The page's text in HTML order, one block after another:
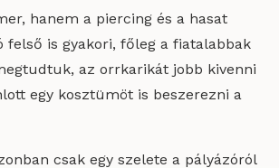
hanem a piercing és a hasat
felső is gyakori, főleg a fiatalabbak
az orrkarikát jobb kivenni
egy kosztümöt is beszerezni a
csak egy szelete a pályázóról